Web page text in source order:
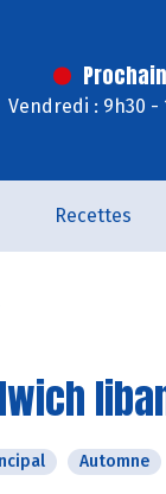
Vendredi : 9h30 -
Recettes
Automne